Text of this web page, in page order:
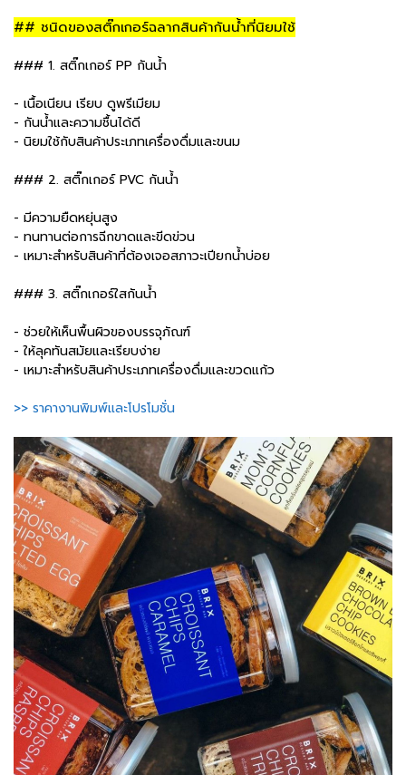
## ชนิดของสติ๊กเกอร์ฉลากสินค้ากันน้ำที่นิยมใช้
### 1. สติ๊กเกอร์ PP กันน้ำ
- เนื้อเนียน เรียบ ดูพรีเมียม
- กันน้ำและความชื้นได้ดี
- นิยมใช้กับสินค้าประเภทเครื่องดื่มและขนม
### 2. สติ๊กเกอร์ PVC กันน้ำ
- มีความยืดหยุ่นสูง
- ทนทานต่อการฉีกขาดและขีดข่วน
- เหมาะสำหรับสินค้าที่ต้องเจอสภาวะเปียกน้ำบ่อย
### 3. สติ๊กเกอร์ใสกันน้ำ
- ช่วยให้เห็นพื้นผิวของบรรจุภัณฑ์
- ให้ลุคทันสมัยและเรียบง่าย
- เหมาะสำหรับสินค้าประเภทเครื่องดื่มและขวดแก้ว
>> ราคางานพิมพ์และโปรโมชั่น